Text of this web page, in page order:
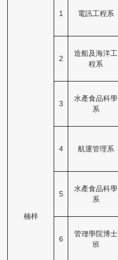
楠梓
1 電訊工程系
2
造船及海洋工
程系
3
水產食品科學
系
4 航運管理系
5
水產食品科學
系
6
管理學院博士
班